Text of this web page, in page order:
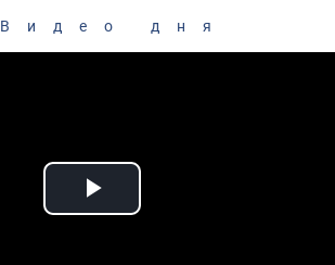
Видео дня
Play Video